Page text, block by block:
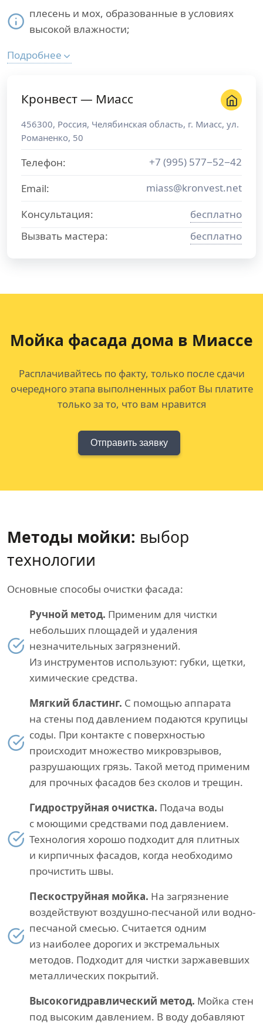
плесень и мох, образованные в условиях
высокой влажности;
Подробнее
Кронвест — Миасс
456300, Россия, Челябинская область, г. Миасс, ул.
Романенко, 50
Телефон:
+7 (995) 577−52−42
Email:
miass@kronvest.net
Консультация:
бесплатно
Вызвать мастера:
бесплатно
Мойка фасада дома в Миассе
Расплачивайтесь по факту, только после сдачи
очередного этапа выполненных работ Вы платите
только за то, что вам нравится
Отправить заявку
Методы мойки: выбор
технологии
Основные способы очистки фасада:
Ручной метод. Применим для чистки
небольших площадей и удаления
незначительных загрязнений.
Из инструментов используют: губки, щетки,
химические средства.
Мягкий бластинг. С помощью аппарата
на стены под давлением подаются крупицы
соды. При контакте с поверхностью
происходит множество микровзрывов,
разрушающих грязь. Такой метод применим
для прочных фасадов без сколов и трещин.
Гидроструйная очистка. Подача воды
с моющими средствами под давлением.
Технология хорошо подходит для плитных
и кирпичных фасадов, когда необходимо
прочистить швы.
Пескоструйная мойка. На загрязнение
воздействуют воздушно-песчаной или водно-
песчаной смесью. Считается одним
из наиболее дорогих и экстремальных
методов. Подходит для чистки заржавевших
металлических покрытий.
Высокогидравлический метод. Мойка стен
под высоким давлением. В воду добавляют